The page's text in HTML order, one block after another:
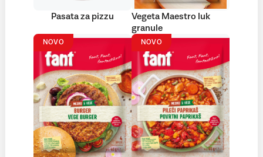
Pasata za pizzu
Vegeta Maestro luk
granule
NOVO NOVO